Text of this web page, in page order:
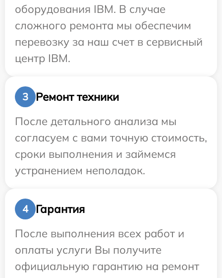
оборудования IBM. В случае
сложного ремонта мы обеспечим
перевозку за наш счет в сервисный
центр IBM.
3
Ремонт техники
После детального анализа мы
согласуем с вами точную стоимость,
сроки выполнения и займемся
устранением неполадок.
4
Гарантия
После выполнения всех работ и
оплаты услуги Вы получите
официальную гарантию на ремонт